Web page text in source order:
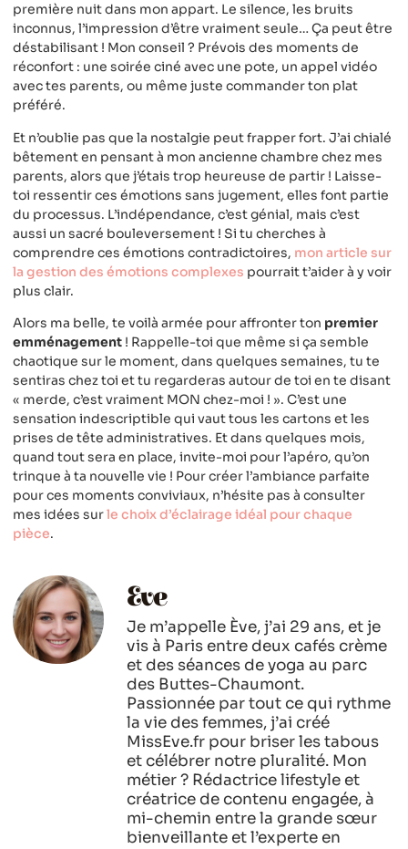
première nuit dans mon appart. Le silence, les bruits
inconnus, l’impression d’être vraiment seule… Ça peut être
déstabilisant ! Mon conseil ? Prévois des moments de
réconfort : une soirée ciné avec une pote, un appel vidéo
avec tes parents, ou même juste commander ton plat
préféré.
Et n’oublie pas que la nostalgie peut frapper fort. J’ai chialé
bêtement en pensant à mon ancienne chambre chez mes
parents, alors que j’étais trop heureuse de partir ! Laisse-
toi ressentir ces émotions sans jugement, elles font partie
du processus. L’indépendance, c’est génial, mais c’est
aussi un sacré bouleversement ! Si tu cherches à
comprendre ces émotions contradictoires, mon article sur
la gestion des émotions complexes pourrait t’aider à y voir
plus clair.
Alors ma belle, te voilà armée pour affronter ton premier
emménagement ! Rappelle-toi que même si ça semble
chaotique sur le moment, dans quelques semaines, tu te
sentiras chez toi et tu regarderas autour de toi en te disant
« merde, c’est vraiment MON chez-moi ! ». C’est une
sensation indescriptible qui vaut tous les cartons et les
prises de tête administratives. Et dans quelques mois,
quand tout sera en place, invite-moi pour l’apéro, qu’on
trinque à ta nouvelle vie ! Pour créer l’ambiance parfaite
pour ces moments conviviaux, n’hésite pas à consulter
mes idées surle choix d’éclairage idéal pour chaque
pièce.
Eve
Je m’appelle Ève, j’ai 29 ans, et je
vis à Paris entre deux cafés crème
et des séances de yoga au parc
des Buttes-Chaumont.
Passionnée par tout ce qui rythme
la vie des femmes, j’ai créé
MissEve.fr pour briser les tabous
et célébrer notre pluralité. Mon
métier ? Rédactrice lifestyle et
créatrice de contenu engagée, à
mi-chemin entre la grande sœur
bienveillante et l’experte en